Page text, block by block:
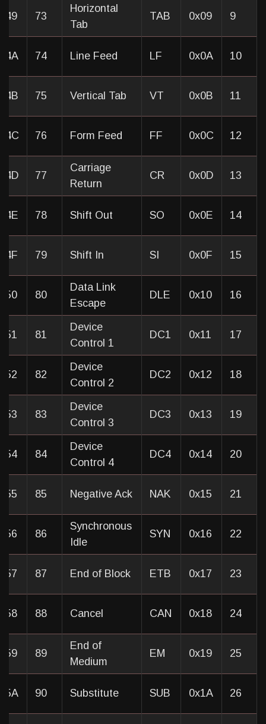
9
0x09
TAB
Horizontal
Tab
73
10
0x0A
LF
Line Feed
74
11
0x0B
VT
Vertical Tab
75
12
0x0C
FF
Form Feed
76
13
0x0D
CR
Carriage
Return
77
14
0x0E
SO
Shift Out
78
15
0x0F
SI
Shift In
79
16
0x10
DLE
Data Link
Escape
80
17
0x11
DC1
Device
Control 1
81
18
0x12
DC2
Device
Control 2
82
19
0x13
DC3
Device
Control 3
83
20
0x14
DC4
Device
Control 4
84
21
0x15
NAK
Negative Ack
85
22
0x16
SYN
Synchronous
Idle
86
23
0x17
ETB
End of Block
87
24
0x18
CAN
Cancel
88
25
0x19
EM
End of
Medium
89
26
0x1A
SUB
Substitute
90